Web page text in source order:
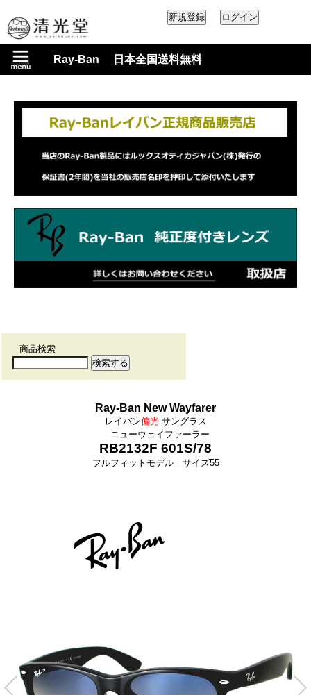
Ray-Ban 日本全国送料無料
商品検索
Ray-Ban New Wayfarer
レイバン偏光 サングラス
ニューウェイファーラー
RB2132F 601S/78
フルフィットモデル サイズ55